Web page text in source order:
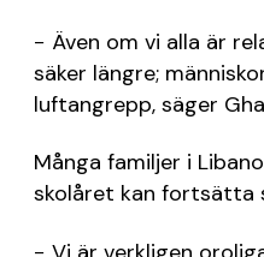
− Även om vi alla är
säker längre;
luftangrepp, säger
Många familjer i
skolåret kan fortsätta